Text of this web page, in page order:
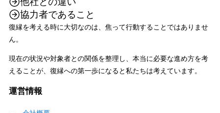
協力者であること
復縁を考える時に大切なのは、焦って行動することではありませ
ん。
現在の状況や対象者との関係を整理し、本当に必要な進め方を考
えることが、復縁への第一歩になると私たちは考えています。
運営情報